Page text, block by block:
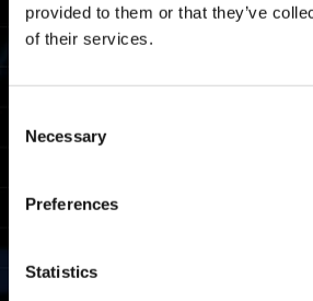
provided to them or that they’ve
of their services.
Selection
Necessary
Preferences
Statistics
20/05 2026 03:00 UTC ～ 20/05 2026 06:00
والوقت عرضة للتغيير.